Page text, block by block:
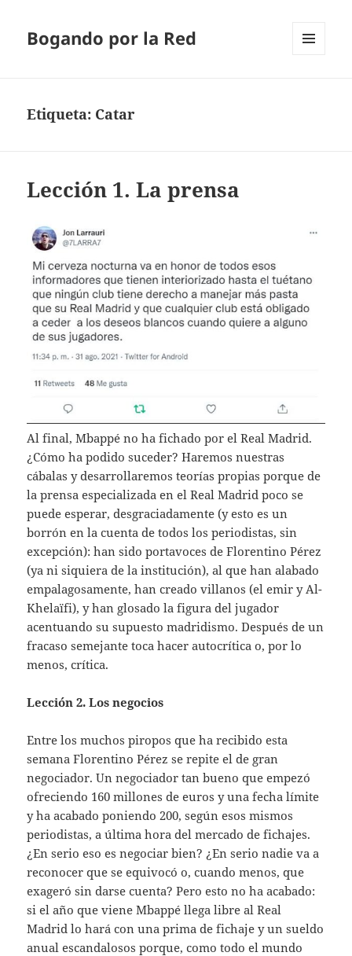
Bogando por la Red
Etiqueta: Catar
Lección 1. La prensa
Al final, Mbappé no ha fichado por el Real Madrid.
¿Cómo ha podido suceder? Haremos nuestras
cábalas y desarrollaremos teorías propias porque de
la prensa especializada en el Real Madrid poco se
puede esperar, desgraciadamente (y esto es un
borrón en la cuenta de todos los periodistas, sin
excepción): han sido portavoces de Florentino Pérez
(ya ni siquiera de la institución), al que han alabado
empalagosamente, han creado villanos (el emir y Al-
Khelaïfi), y han glosado la figura del jugador
acentuando su supuesto madridismo. Después de un
fracaso semejante toca hacer autocrítica o, por lo
menos, crítica.
Lección 2. Los negocios
Entre los muchos piropos que ha recibido esta
semana Florentino Pérez se repite el de gran
negociador. Un negociador tan bueno que empezó
ofreciendo 160 millones de euros y una fecha límite
y ha acabado poniendo 200, según esos mismos
periodistas, a última hora del mercado de fichajes.
¿En serio eso es negociar bien? ¿En serio nadie va a
reconocer que se equivocó o, cuando menos, que
exageró sin darse cuenta? Pero esto no ha acabado:
si el año que viene Mbappé llega libre al Real
Madrid lo hará con una prima de fichaje y un sueldo
anual escandalosos porque, como todo el mundo